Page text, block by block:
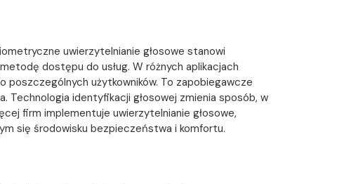
uwierzytelnianie głosowe stanowi
dostępu do usług. W różnych aplikacjach
poszczególnych użytkowników. To zapobiegawcze
Technologia identyfikacji głosowej zmienia sposób, w
firm implementuje uwierzytelnianie głosowe,
się środowisku bezpieczeństwa i komfortu.